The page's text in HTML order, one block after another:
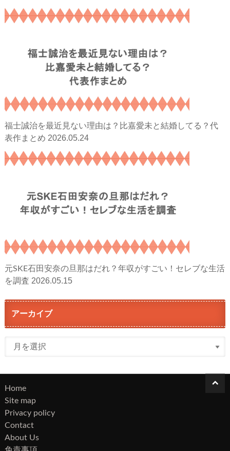
福士誠治を最近見ない理由は？比嘉愛未と結婚してる？代
表作まとめ 2026.05.24
元SKE石田安奈の旦那はだれ？年収がすごい！セレブな生活
を調査 2026.05.15
アーカイブ
ブ
Home
Site map
Privacy policy
Contact
About Us